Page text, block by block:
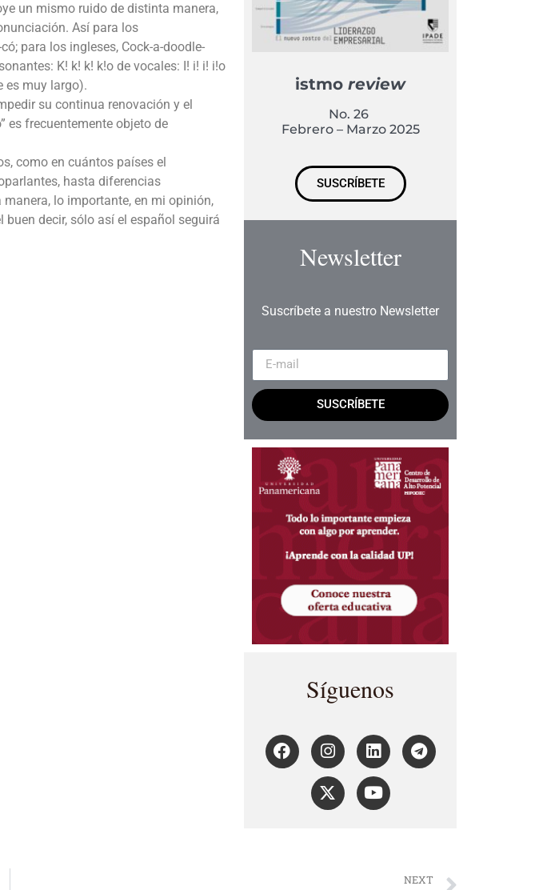
un mismo ruido de distinta manera,
Así para los
para los ingleses, Cock-a-doodle-
K! k! k! k!o de vocales: I! i! i! i!o
es muy largo).
su continua renovación y el
es frecuentemente objeto de
como en cuántos países el
hasta diferencias
lo importante, en mi opinión,
decir, sólo así el español seguirá
istmoreview
No. 26
Febrero – Marzo 2025
SUSCRÍBETE
Newsletter
Suscríbete a nuestro Newsletter
SUSCRÍBETE
Síguenos
NEXT